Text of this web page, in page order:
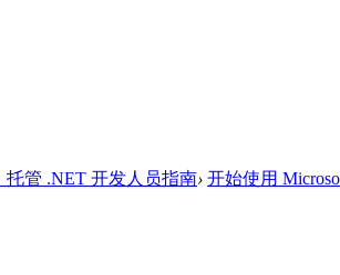
托管 .NET 开发人员指南› 开始使用